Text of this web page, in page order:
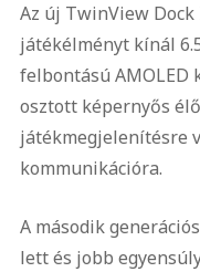
Az új TwinView
játékélményt kínál
felbontású AMOLED
osztott képernyős
játékmegjelenítésre
kommunikációra.
A második
lett és jobb